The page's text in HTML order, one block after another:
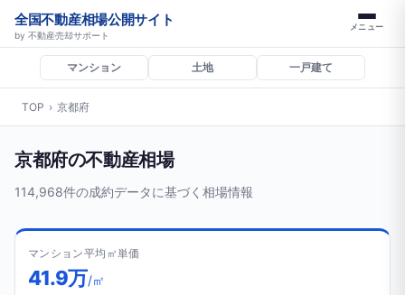
全国不動産相場公開サイト
by 不動産売却サポート
メニュー
マンション 土地 一戸建て
TOP › 京都府
京都府の不動産相場
114,968件の成約データに基づく相場情報
マンション平均㎡単価
41.9万/㎡